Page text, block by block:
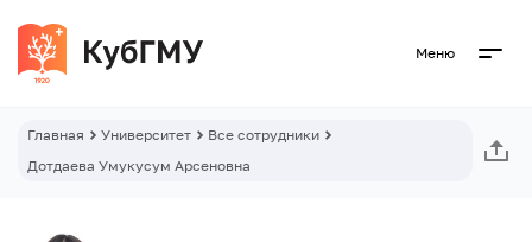
Меню
Главная Университет
Все сотрудники
Дотдаева Умукусум Арсеновна